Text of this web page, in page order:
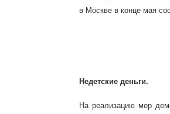
в Москве в конце мая
Недетские деньги.
На реализацию мер